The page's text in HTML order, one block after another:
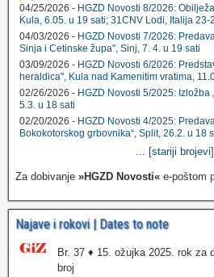
04/25/2026 - HGZD Novosti 8/2026:
Kula, 6.05. u 19 sati; 31CNV Lodi, Italija 23-
04/03/2026 - HGZD Novosti 7/2026:
Sinja i Cetinske župa", Sinj, 7. 4. u 19 sati
03/09/2026 - HGZD Novosti 6/2026:
heraldica", Kula nad Kamenitim vratima,
02/26/2026 - HGZD Novosti 5/2025: Izložba
5.3. u 18 sati
02/20/2026 - HGZD Novosti 4/2025:
Bokokotorskog grbovnika“, Split, 26.2. u 18
... [stariji brojevi]
Za dobivanje »HGZD Novosti« e-poštom
Najave i rokovi | Dates to note
Br. 37 ♦ 15. ožujka 2025. rok za
broj